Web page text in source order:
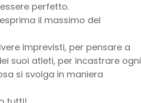
perfetto.
il massimo del
imprevisti, per pensare a
suoi atleti, per incastrare ogni
si svolga in maniera